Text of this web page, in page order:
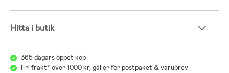
Hitta i butik
365 dagars öppet köp
Fri frakt* över 1000 kr, gäller för postpaket & varubrev